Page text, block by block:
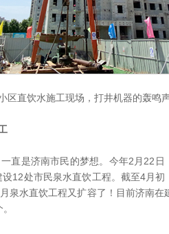
区直饮水施工现场，打井机器的轰鸣
是济南市民的梦想。今年2月22日
12处市民泉水直饮工程。截至4月
泉水直饮工程又扩容了！目前济南